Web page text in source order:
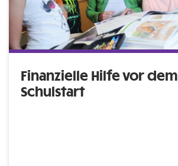
Finanzielle Hilfe vor dem
Schulstart